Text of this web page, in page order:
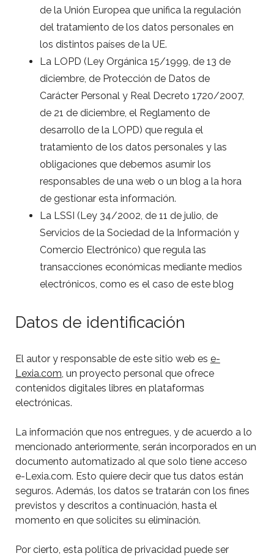
de la Unión Europea que unifica la regulación
del tratamiento de los datos personales en
los distintos países de la UE.
La LOPD (Ley Orgánica 15/1999, de 13 de
diciembre, de Protección de Datos de
Carácter Personal y Real Decreto 1720/2007,
de 21 de diciembre, el Reglamento de
desarrollo de la LOPD) que regula el
tratamiento de los datos personales y las
obligaciones que debemos asumir los
responsables de una web o un blog a la hora
de gestionar esta información.
La LSSI (Ley 34/2002, de 11 de julio, de
Servicios de la Sociedad de la Información y
Comercio Electrónico) que regula las
transacciones económicas mediante medios
electrónicos, como es el caso de este blog
Datos de identificación
El autor y responsable de este sitio web es e-
Lexia.com, un proyecto personal que ofrece
contenidos digitales libres en plataformas
electrónicas.
La información que nos entregues, y de acuerdo a lo
mencionado anteriormente, serán incorporados en un
documento automatizado al que solo tiene acceso
e-Lexia.com. Esto quiere decir que tus datos están
seguros. Además, los datos se tratarán con los fines
previstos y descritos a continuación, hasta el
momento en que solicites su eliminación.
Por cierto, esta política de privacidad puede ser